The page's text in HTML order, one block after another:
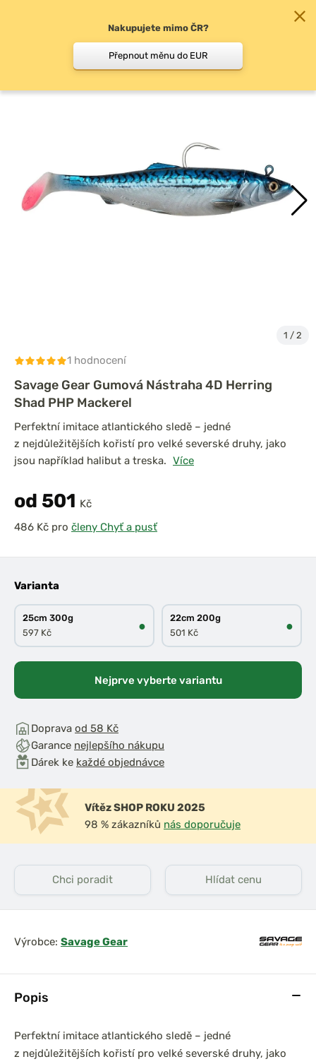
Specifické nástrahy
1 / 2
Popis
Perfektní imitace atlantického sledě – jedné
z nejdůležitějších kořistí pro velké severské druhy, jako
1 hodnocení
Savage Gear Gumová Nástraha 4D Herring
Shad PHP Mackerel
Perfektní imitace atlantického sledě – jedné
z nejdůležitějších kořistí pro velké severské druhy, jako
jsou například halibut a treska. Více
od 501 Kč
pro členy Chyť a pusť
Varianta
25cm 300g
597 Kč
●
22cm 200g
501 Kč
●
Nejprve vyberte variantu
Doprava od 58 Kč
Garance nejlepšího nákupu
Dárek ke každé objednávce
Vítěz SHOP ROKU 2025
98 % zákazníků nás doporučuje
Chci poradit Hlídat cenu
Výrobce: Savage Gear
Nakupujete mimo ČR?
Přepnout měnu do EUR